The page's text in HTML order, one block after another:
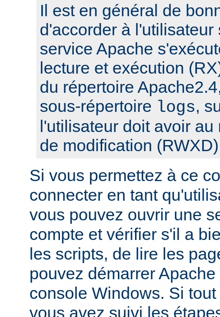
Il est en général de
d'accorder à
service Apache
lecture et exécution
du répertoire
sous-répertoire logs,
l'utilisateur doit avoir
de modification
Si vous permettez à ce
connecter en tant
vous pouvez ouvrir une
compte et vérifier s'il a
les scripts, de lire les
pouvez démarrer
console Windows. Si
vous avez suivi les